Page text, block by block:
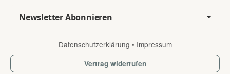
Newsletter Abonnieren
Datenschutzerklärung • Impressum
Vertrag widerrufen